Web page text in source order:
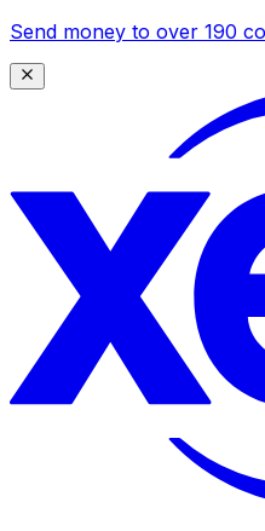
Send money to over 190